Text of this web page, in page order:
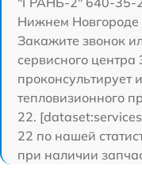
Нижнем Новгороде
Закажите звонок
сервисного
проконсультирует
тепловизионного
22.
22 по нашей
при наличии